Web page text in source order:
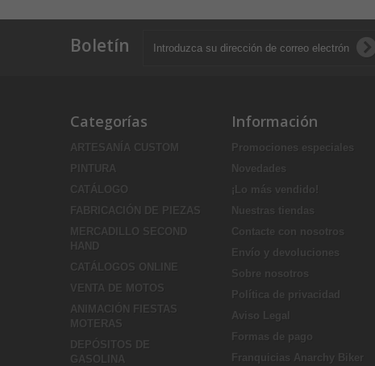
Boletín
Categorías
ARTESANÍA CUSTOM
PINTURA
CATÁLOGO
FABRICACIÓN DE PIEZAS
MERCADILLO SECOND
HAND
CATÁLOGOS ONLINE
VENTA DE MOTOS
ANIMACIÓN FIESTAS
MOTERAS
DEPÓSITOS DE
GASOLINA
Información
Promociones especiales
Novedades
¡Lo más vendido!
Nuestras tiendas
Contacte con nosotros
Envío y devoluciones
Sobre nosotros
Política de privacidad
Aviso Legal
Formas de pago
Franquicias Anarchy Biker